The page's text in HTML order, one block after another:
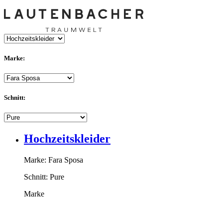
Marke:
Schnitt:
Hochzeitskleider
Marke: Fara Sposa
Schnitt: Pure
Marke